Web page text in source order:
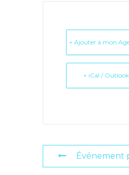
+ Ajouter à mon
+ iCal /
Événement